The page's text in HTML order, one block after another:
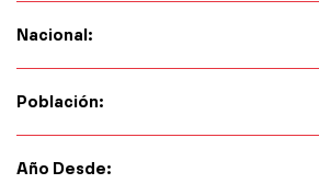
Nacional:
Población:
Año Desde: